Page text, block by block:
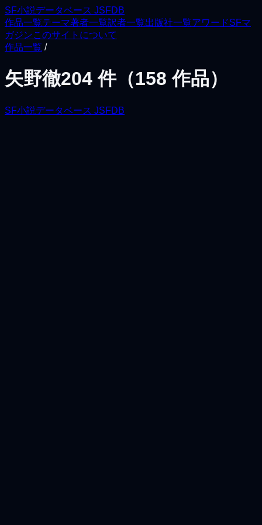
SF小説データベース JSFDB
作品一覧テーマ著者一覧訳者一覧出版社一覧アワードSFマ
ガジンこのサイトについて
作品一覧 /
矢野徹204 件（158 作品）
SF小説データベース JSFDB